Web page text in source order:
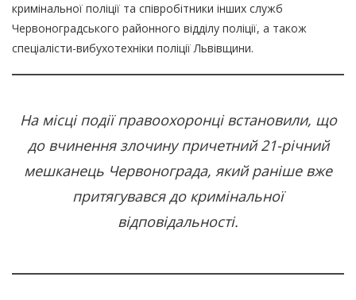
кримінальної поліції та співробітники інших служб
Червоноградського районного відділу поліції, а також
спеціалісти-вибухотехніки поліції Львівщини.
На місці події правоохоронці встановили, що
до вчинення злочину причетний 21-річний
мешканець Червонограда, який раніше вже
притягувався до кримінальної
відповідальності.